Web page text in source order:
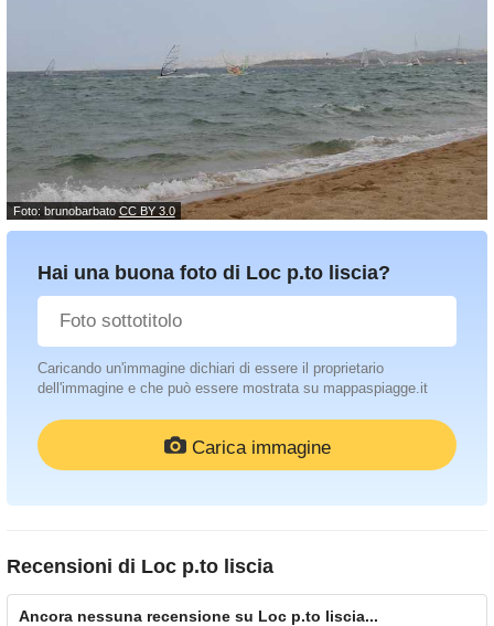
Foto: brunobarbato CC BY 3.0
Hai una buona foto di Loc p.to liscia?
Caricando un'immagine dichiari di essere il proprietario
dell'immagine e che può essere mostrata su mappaspiagge.it
Carica immagine
Recensioni di Loc p.to liscia
Ancora nessuna recensione su Loc p.to liscia...